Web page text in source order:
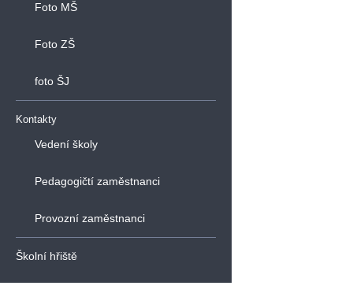
Foto MŠ
Foto ZŠ
foto ŠJ
Kontakty
Vedení školy
Pedagogičtí zaměstnanci
Provozní zaměstnanci
Školní hřiště